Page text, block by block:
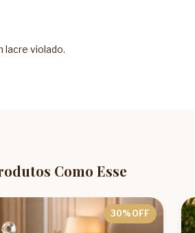
lacre violado.
Como Esse
30% OFF